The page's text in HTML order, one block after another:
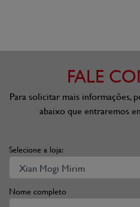
FALE
Para solicitar mais informações,
abaixo que entraremos
Selecione a loja:
Nome completo